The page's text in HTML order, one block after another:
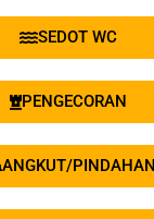
SEDOT WC
PENGECORAN
ANGKUT/PINDAHAN